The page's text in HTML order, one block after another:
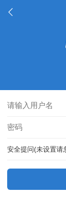
安全提问(未设置请